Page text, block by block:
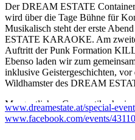
Der DREAM ESTATE Container
wird über die Tage Bühne für
Musikalisch steht der erste
ESTATE KARAOKE. Am
Auftritt der Punk Formation
Ebenso laden wir zum
inklusive Geistergeschichten, vor
Wildhamster des DREAM
Morgentliches
bereitet dann auf den neuen Tag
www.dreamestate.at/special-event
www.facebook.com/events/